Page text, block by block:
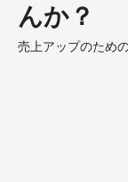
んか？
売上アップのため